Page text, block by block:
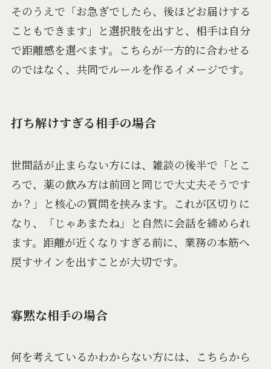
そのうえで「お急ぎでしたら、後ほどお届けする
こともできます」と選択肢を出すと、相手は自分
で距離感を選べます。こちらが一方的に合わせる
のではなく、共同でルールを作るイメージです。
打ち解けすぎる相手の場合
世間話が止まらない方には、雑談の後半で「とこ
ろで、薬の飲み方は前回と同じで大丈夫そうです
か？」と核心の質問を挟みます。これが区切りに
なり、「じゃあまたね」と自然に会話を締められ
ます。距離が近くなりすぎる前に、業務の本筋へ
戻すサインを出すことが大切です。
寡黙な相手の場合
何を考えているかわからない方には、こちらから